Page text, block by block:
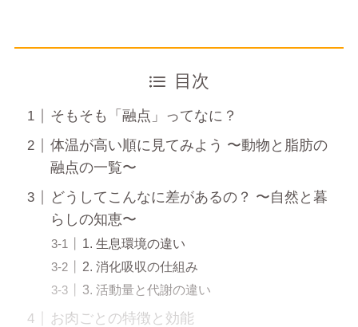
目次
そもそも「融点」ってなに？
体温が高い順に見てみよう 〜動物と脂肪の
融点の一覧〜
どうしてこんなに差があるの？ 〜自然と暮
らしの知恵〜
1. 生息環境の違い
2. 消化吸収の仕組み
3. 活動量と代謝の違い
お肉ごとの特徴と効能